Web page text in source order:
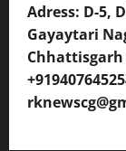
Adress: D-5,
Gayaytari
Chhattisgarh